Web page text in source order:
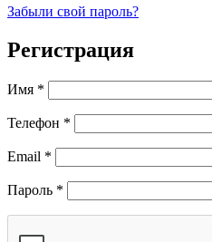
Забыли свой пароль?
Регистрация
Имя *
Телефон *
Email *
Пароль *